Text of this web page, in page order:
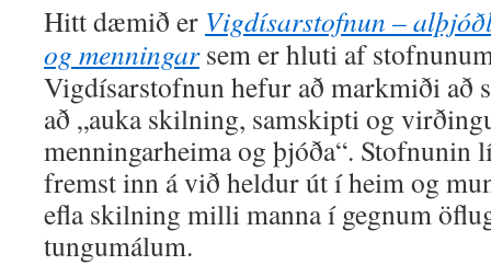
Hitt dæmið er Vigdísarstofnun –
og menningarsem er hluti af
Vigdísarstofnun hefur að markmiði að
að „auka skilning, samskipti og
menningarheima og þjóða“.
fremst inn á við heldur út í heim og
efla skilning milli manna í gegnum
tungumálum.